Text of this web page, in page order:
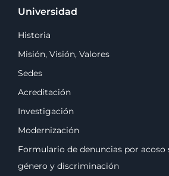
Universidad
Historia
Misión, Visión, Valores
Sedes
Acreditación
Investigación
Modernización
Formulario de denuncias por acoso
género y discriminación